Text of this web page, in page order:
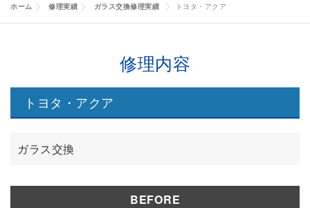
ッ
修理実績
修理実績
キャッシュバック 代車について 賠償責任について
ホーム 修理実績 ガラス交換修理実績 トヨタ・アクア
修理内容
トヨタ・アクア
ガラス交換
BEFORE